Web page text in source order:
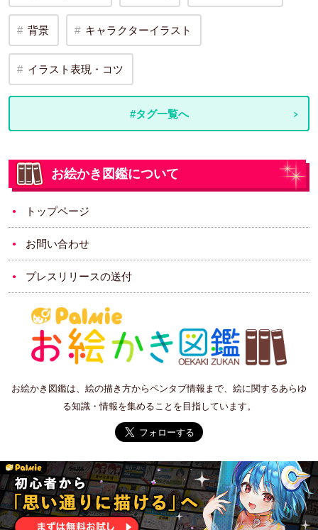
背景 キャラクターイラスト
イラスト表現・コツ
#タグ一覧へ
お絵かき図鑑について
トップページ
お問い合わせ
プレスリリースの送付
お絵かき図鑑は、絵の描き方からペンタブ情報まで、絵に関するあらゆ
る知識・情報を集めることを目指しています。